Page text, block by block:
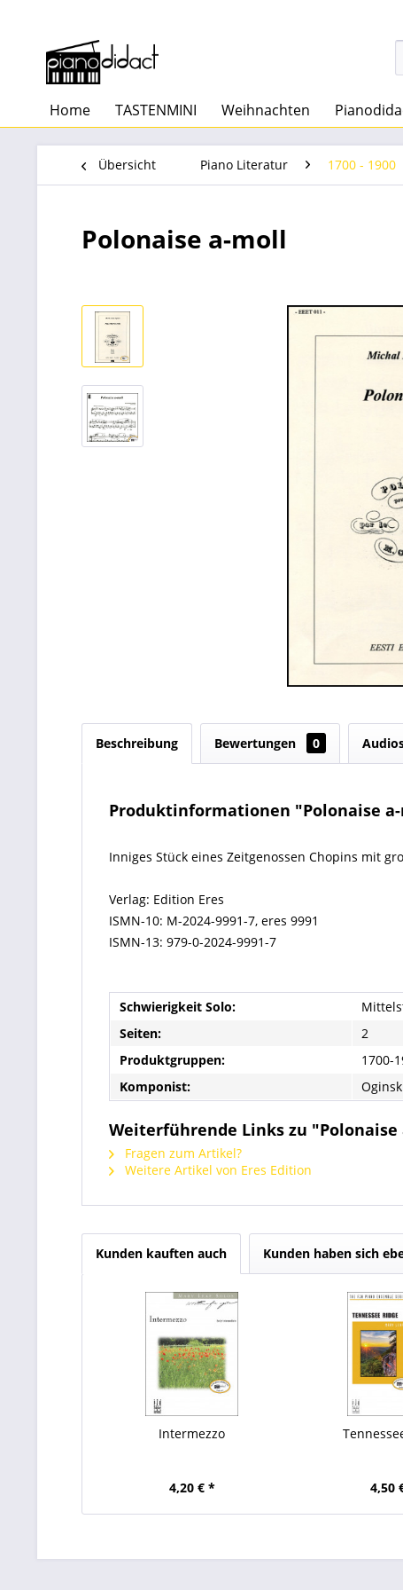
Home TASTENMINI Weihnachten
Übersicht Piano Literatur 1700 - 1900
Polonaise a-moll
Beschreibung Bewertungen 0
Produktinformationen "Polonaise
Inniges Stück eines Zeitgenossen Chopins mit
Verlag: Edition Eres
ISMN-10: M-2024-9991-7, eres 9991
ISMN-13: 979-0-2024-9991-7
Schwierigkeit Solo:
Seiten:
2
Produktgruppen:
1700-
Komponist:
Weiterführende Links zu
Fragen zum Artikel?
Weitere Artikel von Eres Edition
Kunden kauften auch Kunden haben sich
Intermezzo
4,20 € * 4,50